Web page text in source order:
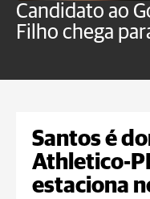
Candidato ao
Filho chega
Santos é
Athletico-
estaciona